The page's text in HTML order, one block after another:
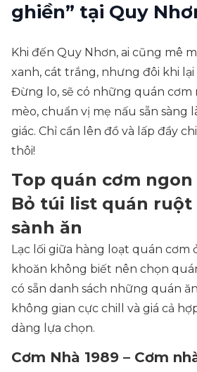
ghiền” tại Quy
Khi đến Quy Nhơn, ai cũng mê
xanh, cát trắng, nhưng đôi khi
Đừng lo, sẽ có những quán
mèo, chuẩn vị mẹ nấu sẵn sàng
giác. Chỉ cần lên đồ và lấp đầy
thôi!
Top quán cơm ngon
Bỏ túi list quán ruột
sành ăn
Lạc lối giữa hàng loạt quán cơm
khoăn không biết nên chọn
có sẵn danh sách những quán
không gian cực chill và giá cả
dàng lựa chọn.
Cơm Nhà 1989 – Cơm